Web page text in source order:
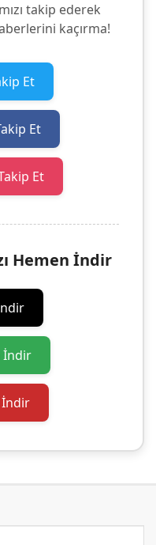
takip ederek
kaçırma!
Et
Et
Et
Hemen İndir
İndir